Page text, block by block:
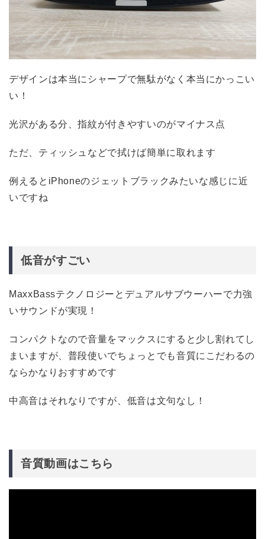
デザインは本当にシャープで無駄がなく本当にかっこい
い！
光沢がある分、指紋が付きやすいのがマイナス点
ただ、ティッシュなどで拭けば簡単に取れます
例えるとiPhoneのジェットブラックみたいな感じに近
いですね
低音がすごい
MaxxBassテクノロジーとデュアルサブウーハーで力強
いサウンドが実現！
コンパクトなので音量をマックスにすると少し割れてし
まいますが、普段使いでちょっとでも音質にこだわるの
ならかなりおすすめです
中高音はそれなりですが、低音は文句なし！
音質動画はこちら